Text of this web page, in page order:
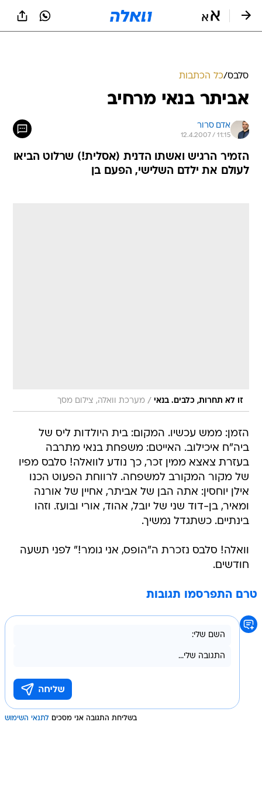
סלבס/כל הכתבות
אביתר בנאי מרחיב
אדם סרור
12.4.2007 / 11:15
הזמיר הרגיש ואשתו הדנית (אסלית!) שרלוט הביאו
לעולם את ילדם השלישי, הפעם בן
זו לא תחרות, כלבים. בנאי / מערכת וואלה, צילום מסך
הזמן: ממש עכשיו. המקום: בית היולדות ליס של
ביה"ח איכילוב. האייטם: משפחת בנאי מתרבה
בעזרת צאצא ממין זכר, כך נודע לוואלה! סלבס מפיו
של מקור המקורב למשפחה. לרווחת הפעוט הכנו
אילן יוחסין: אתה הבן של אביתר, אחיין של אורנה
ומאיר, בן-דוד שני של יובל, אהוד, אורי ובועז. וזהו
בינתיים. כשתגדל נמשיך.
וואלה! סלבס נזכרת ה"הופס, אני גומר!" לפני תשעה
חודשים.
טרם התפרסמו תגובות
בשליחת התגובה אני מסכים לתנאי השימוש